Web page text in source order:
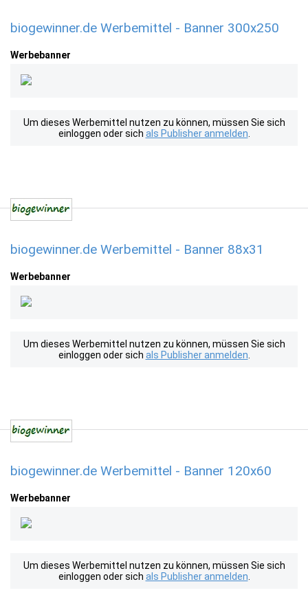
biogewinner.de Werbemittel - Banner 300x250
Werbebanner
Um dieses Werbemittel nutzen zu können, müssen Sie sich
einloggen oder sich als Publisher anmelden
biogewinner.de Werbemittel - Banner 88x31
Werbebanner
Um dieses Werbemittel nutzen zu können, müssen Sie sich
einloggen oder sich als Publisher anmelden
biogewinner.de Werbemittel - Banner 120x60
Werbebanner
Um dieses Werbemittel nutzen zu können, müssen Sie sich
einloggen oder sich als Publisher anmelden